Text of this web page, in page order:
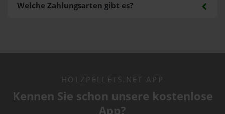
Welche Zahlungsarten gibt es?
HOLZPELLETS.NET APP
Kennen Sie schon unsere kostenlose
App?